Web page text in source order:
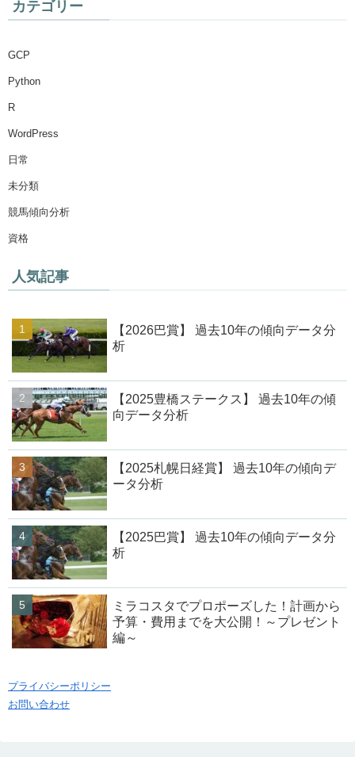
カテゴリー
GCP
Python
R
WordPress
日常
未分類
競馬傾向分析
資格
人気記事
【2026巴賞】 過去10年の傾向データ分
析
【2025豊橋ステークス】 過去10年の傾
向データ分析
【2025札幌日経賞】 過去10年の傾向デ
ータ分析
【2025巴賞】 過去10年の傾向データ分
析
ミラコスタでプロポーズした！計画から
予算・費用までを大公開！～プレゼント
編～
プライバシーポリシー
お問い合わせ